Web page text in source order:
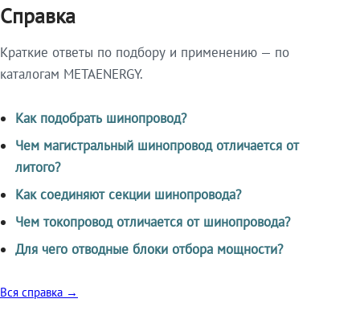
Справка
Краткие ответы по подбору и применению — по
каталогам METAENERGY.
Как подобрать шинопровод?
Чем магистральный шинопровод отличается от
литого?
Как соединяют секции шинопровода?
Чем токопровод отличается от шинопровода?
Для чего отводные блоки отбора мощности?
Вся справка →